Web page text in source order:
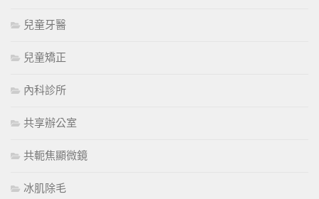
兒童牙醫
兒童矯正
內科診所
共享辦公室
共軛焦顯微鏡
冰肌除毛